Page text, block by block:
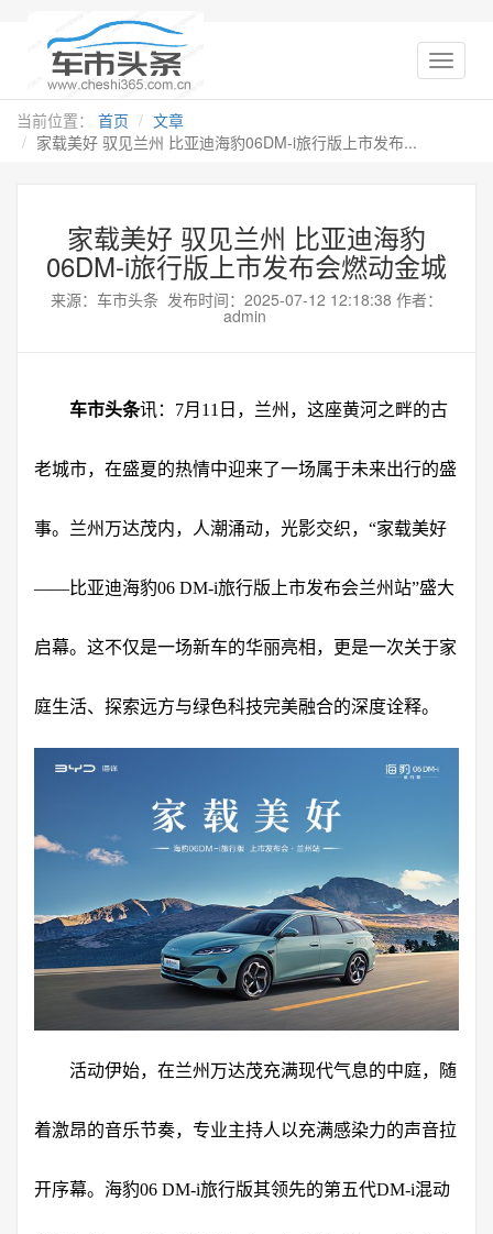
当前位置： 首页
文章
家载美好 驭见兰州 比亚迪海豹06DM-i旅行版上市发布...
家载美好 驭见兰州 比亚迪海豹
06DM-i旅行版上市发布会燃动金城
来源：车市头条 发布时间：2025-07-12 12:18:38 作者：
admin
车市头条讯：7月11日，兰州，这座黄河之畔的古
老城市，在盛夏的热情中迎来了一场属于未来出行的盛
事。兰州万达茂内，人潮涌动，光影交织，“家载美好
——比亚迪海豹06 DM-i旅行版上市发布会兰州站”盛大
启幕。这不仅是一场新车的华丽亮相，更是一次关于家
庭生活、探索远方与绿色科技完美融合的深度诠释。
活动伊始，在兰州万达茂充满现代气息的中庭，随
着激昂的音乐节奏，专业主持人以充满感染力的声音拉
开序幕。海豹06 DM-i旅行版其领先的第五代DM-i混动